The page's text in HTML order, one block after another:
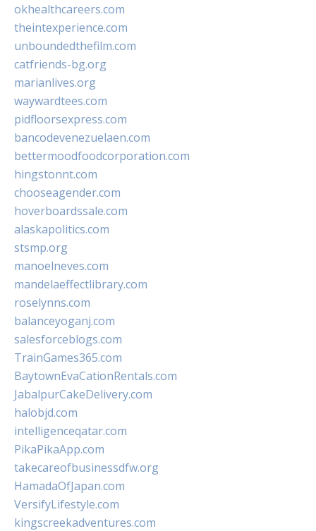
okhealthcareers.com
theintexperience.com
unboundedthefilm.com
catfriends-bg.org
marianlives.org
waywardtees.com
pidfloorsexpress.com
bancodevenezuelaen.com
bettermoodfoodcorporation.com
hingstonnt.com
chooseagender.com
hoverboardssale.com
alaskapolitics.com
stsmp.org
manoelneves.com
mandelaeffectlibrary.com
roselynns.com
balanceyoganj.com
salesforceblogs.com
TrainGames365.com
BaytownEvaCationRentals.com
JabalpurCakeDelivery.com
halobjd.com
intelligenceqatar.com
PikaPikaApp.com
takecareofbusinessdfw.org
HamadaOfJapan.com
VersifyLifestyle.com
kingscreekadventures.com